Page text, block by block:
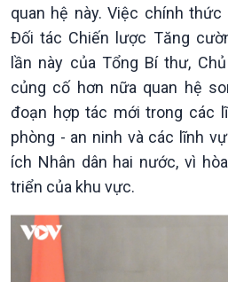
Xây dựng đảng
Đảng trong cuộc sống
Nhận diện sự thật
Pháp luật và đời sống
quan hệ này. Việc chính
Đối tác Chiến lược Tăng
lần này của Tổng Bí thư,
củng cố hơn nữa quan hệ
đoạn hợp tác mới trong các
phòng - an ninh và các lĩnh
ích Nhân dân hai nước, vì
triển của khu vực.